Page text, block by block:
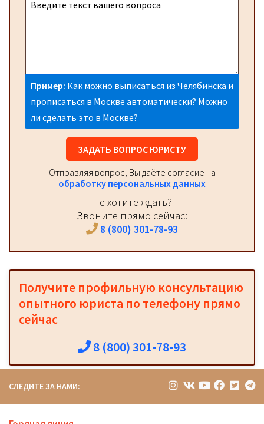
Пример: Как можно выписаться из Челябинска и
прописаться в Москве автоматически? Можно
ли сделать это в Москве?
ЗАДАТЬ ВОПРОС ЮРИСТУ
Отправляя вопрос, Вы даёте согласие на
обработку персональных данных
Не хотите ждать?
Звоните прямо сейчас:
8 (800) 301-78-93
Получите профильную консультацию
опытного юриста по телефону прямо
сейчас
8 (800) 301-78-93
СЛЕДИТЕ ЗА НАМИ: